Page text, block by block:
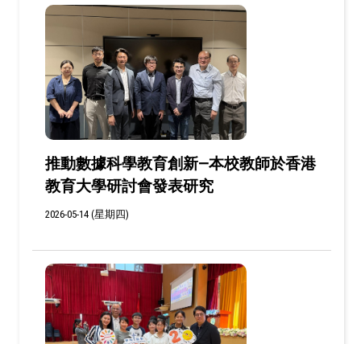
推動數據科學教育創新—本校教師於香港
教育大學研討會發表研究
2026-05-14 (星期四)